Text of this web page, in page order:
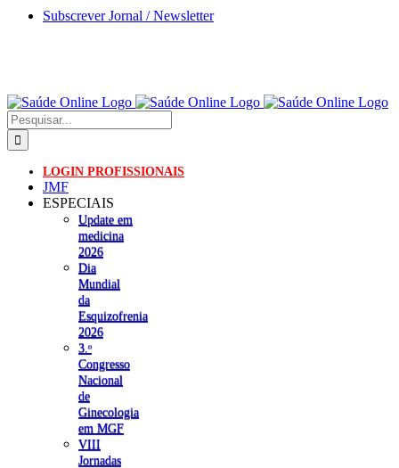
Skip
Subscrever Jornal / Newsletter
Pesquisar
LOGIN PROFISSIONAIS
JMF
ESPECIAIS
Update em
medicina
2026
Dia
Mundial
da
Esquizofrenia
2026
3.ᵒ
Congresso
Nacional
de
Ginecologia
em MGF
VIII
Jornadas